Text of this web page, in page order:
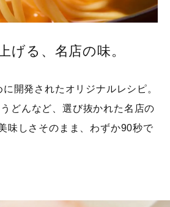
げる、名店の味。​
に開発されたオリジナルレシピ。
どんなど、選び抜かれた名店の
味しさそのまま、わずか90秒で